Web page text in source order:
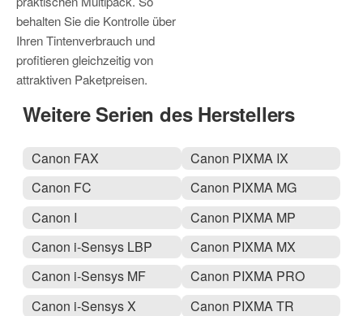
behalten Sie die Kontrolle über
Ihren Tintenverbrauch und
profitieren gleichzeitig von
attraktiven Paketpreisen.
Weitere Serien des Herstellers
Canon FAX
Canon FC
Canon I
Canon i-Sensys LBP
Canon i-Sensys MF
Canon i-Sensys X
Canon PIXMA IX
Canon PIXMA MG
Canon PIXMA MP
Canon PIXMA MX
Canon PIXMA PRO
Canon PIXMA TR